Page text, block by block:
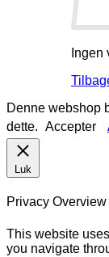
Ingen
Denne webshop
dette. Accepter
Luk
Privacy Overview
This website
you navigate